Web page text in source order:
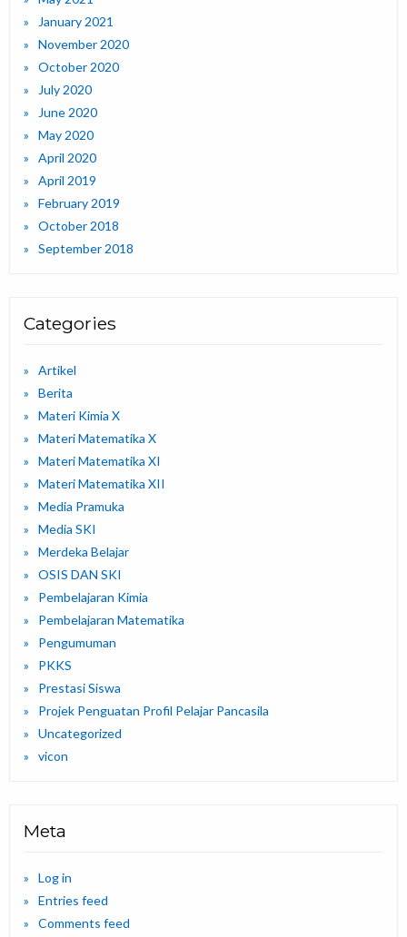
January 2021
November 2020
October 2020
July 2020
June 2020
May 2020
April 2020
April 2019
February 2019
October 2018
September 2018
Categories
Artikel
Berita
Materi Kimia X
Materi Matematika X
Materi Matematika XI
Materi Matematika XII
Media Pramuka
Media SKI
Merdeka Belajar
OSIS DAN SKI
Pembelajaran Kimia
Pembelajaran Matematika
Pengumuman
PKKS
Prestasi Siswa
Projek Penguatan Profil Pelajar Pancasila
Uncategorized
vicon
Meta
Log in
Entries feed
Comments feed